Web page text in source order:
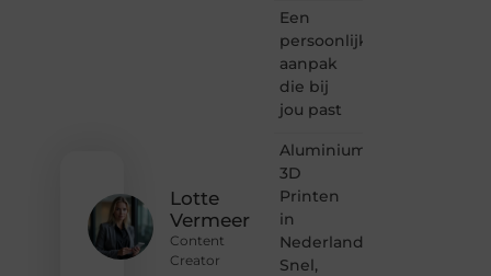
Lotte
Vermeer
Content
Creator
Een
persoonlijke
aanpak
die bij
jou past
Aluminium
3D
Printen
in
Nederland:
Snel,